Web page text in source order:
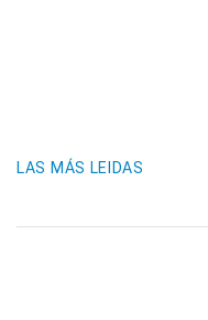
LAS MÁS LEIDAS